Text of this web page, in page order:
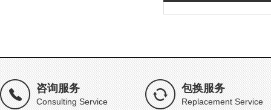
咨询服务
Consulting Service
包换服务
Replacement Service